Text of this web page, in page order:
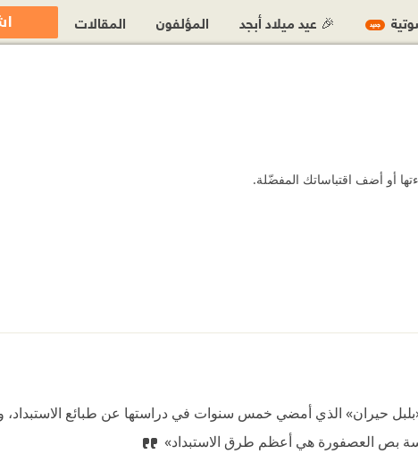
أو أضف اقتباساتك المفضّلة.
%D8%B9%D8%A8%D8%AF-
«بلبل حيران» الذي أمضي خمس سنوات في دراستها عن طبائع
بص العصفورة هي أعظم طرق الاستبداد»
جديد 🎉 عيد ميلاد أبجد المؤلفون المقالات